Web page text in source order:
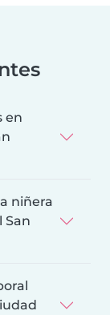
en
niñera
San